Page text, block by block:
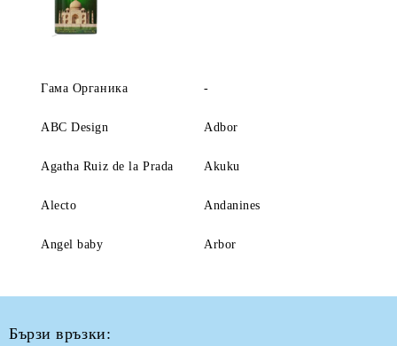
Гама Органика -
ABC Design Adbor
Agatha Ruiz de la Prada Akuku
Alecto Andanines
Angel baby Arbor
Бързи връзки: